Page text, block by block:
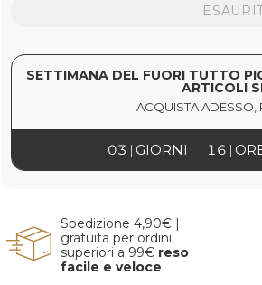
SETTIMANA DEL FUORI TUTTO
ARTICOLI
ACQUISTA ADESSO,
03 16
GIORNI
Spedizione 4,90€ |
gratuita per ordini
superiori a 99€ reso
facile e veloce